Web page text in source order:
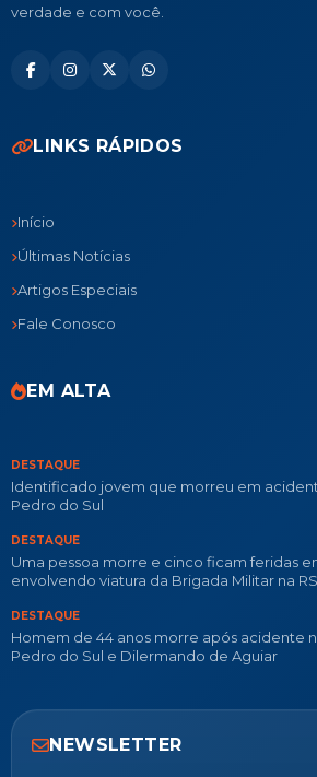
verdade e com você.
LINKS RÁPIDOS
Início
Últimas Notícias
Artigos Especiais
Fale Conosco
EM ALTA
DESTAQUE
Identificado jovem que morreu em
Pedro do Sul
DESTAQUE
Uma pessoa morre e cinco ficam feridas
envolvendo viatura da Brigada Militar na
DESTAQUE
Homem de 44 anos morre após acidente
Pedro do Sul e Dilermando de Aguiar
NEWSLETTER